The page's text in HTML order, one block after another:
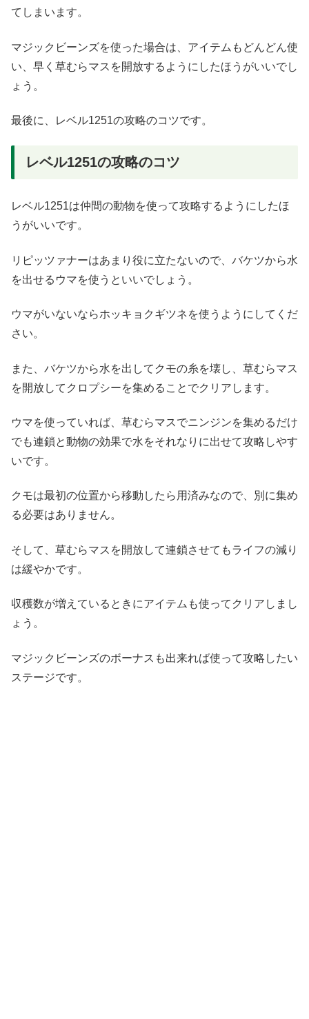
てしまいます。
マジックビーンズを使った場合は、アイテムもどんどん使
い、早く草むらマスを開放するようにしたほうがいいでし
ょう。
最後に、レベル1251の攻略のコツです。
レベル1251の攻略のコツ
レベル1251は仲間の動物を使って攻略するようにしたほ
うがいいです。
リピッツァナーはあまり役に立たないので、バケツから水
を出せるウマを使うといいでしょう。
ウマがいないならホッキョクギツネを使うようにしてくだ
さい。
また、バケツから水を出してクモの糸を壊し、草むらマス
を開放してクロプシーを集めることでクリアします。
ウマを使っていれば、草むらマスでニンジンを集めるだけ
でも連鎖と動物の効果で水をそれなりに出せて攻略しやす
いです。
クモは最初の位置から移動したら用済みなので、別に集め
る必要はありません。
そして、草むらマスを開放して連鎖させてもライフの減り
は緩やかです。
収穫数が増えているときにアイテムも使ってクリアしまし
ょう。
マジックビーンズのボーナスも出来れば使って攻略したい
ステージです。